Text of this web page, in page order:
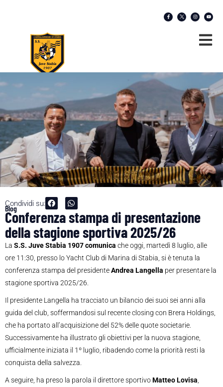
Condividi su:
Blog
Conferenza stampa di presentazione
della stagione sportiva 2025/26
La S.S. Juve Stabia 1907 comunica che oggi, martedì 8 luglio, alle
ore 11:30, presso lo Yacht Club di Marina di Stabia, si è tenuta la
conferenza stampa del presidenteAndrea Langella per presentare la
stagione sportiva 2025/26.
Il presidente Langella ha tracciato un bilancio dei suoi sei anni alla
guida del club, soffermandosi sul recente closing con Brera Holdings,
che ha portato all’acquisizione del 52% delle quote societarie.
Successivamente ha illustrato gli obiettivi per la nuova stagione,
ufficialmente iniziata il 1º luglio, ribadendo come la priorità resti la
conquista della salvezza.
A seguire, ha preso la parola il direttore sportivoMatteo Lovisa